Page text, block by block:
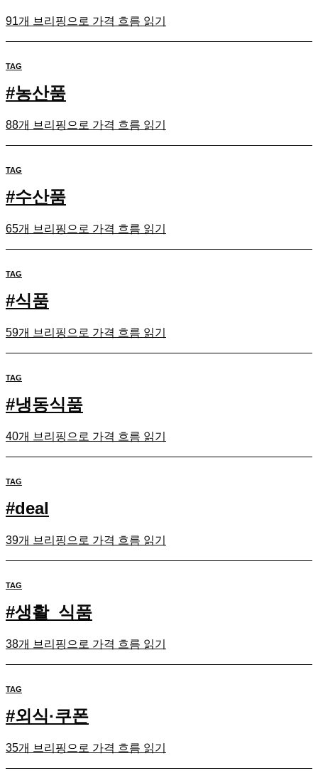
91개 브리핑으로 가격 흐름 읽기
TAG
#농산품
88개 브리핑으로 가격 흐름 읽기
TAG
#수산품
65개 브리핑으로 가격 흐름 읽기
TAG
#식품
59개 브리핑으로 가격 흐름 읽기
TAG
#냉동식품
40개 브리핑으로 가격 흐름 읽기
TAG
#deal
39개 브리핑으로 가격 흐름 읽기
TAG
#생활_식품
38개 브리핑으로 가격 흐름 읽기
TAG
#외식·쿠폰
35개 브리핑으로 가격 흐름 읽기